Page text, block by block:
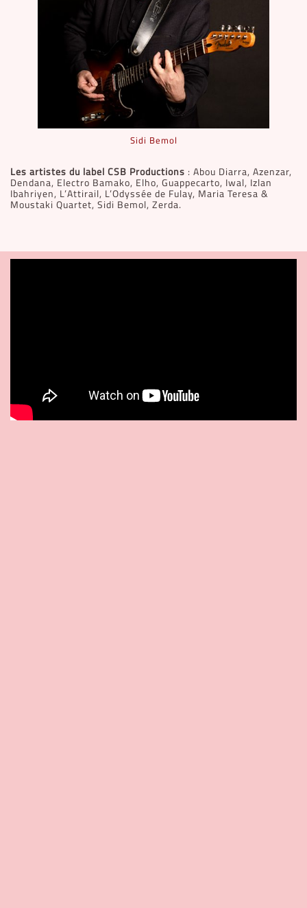
Sidi Bemol
Les artistes du label CSB Productions : Abou Diarra, Azenzar,
Dendana, Electro Bamako, Elho, Guappecarto, Iwal, Izlan
Ibahriyen, L’Attirail, L’Odyssée de Fulay, Maria Teresa &
Moustaki Quartet, Sidi Bemol, Zerda.